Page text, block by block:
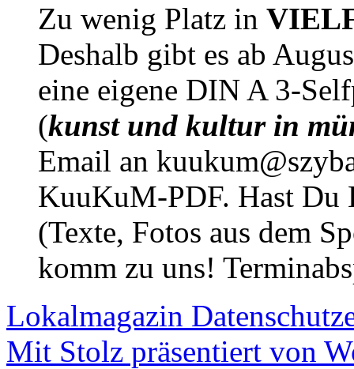
Zu wenig Platz in
Deshalb gibt es ab
eine eigene DIN A 3-
(kunst und kultur in
Email an
KuuKuM-PDF. Hast Du
(Texte, Fotos aus dem
komm zu uns!
Lokalmagazin
Mit Stolz präsentiert von